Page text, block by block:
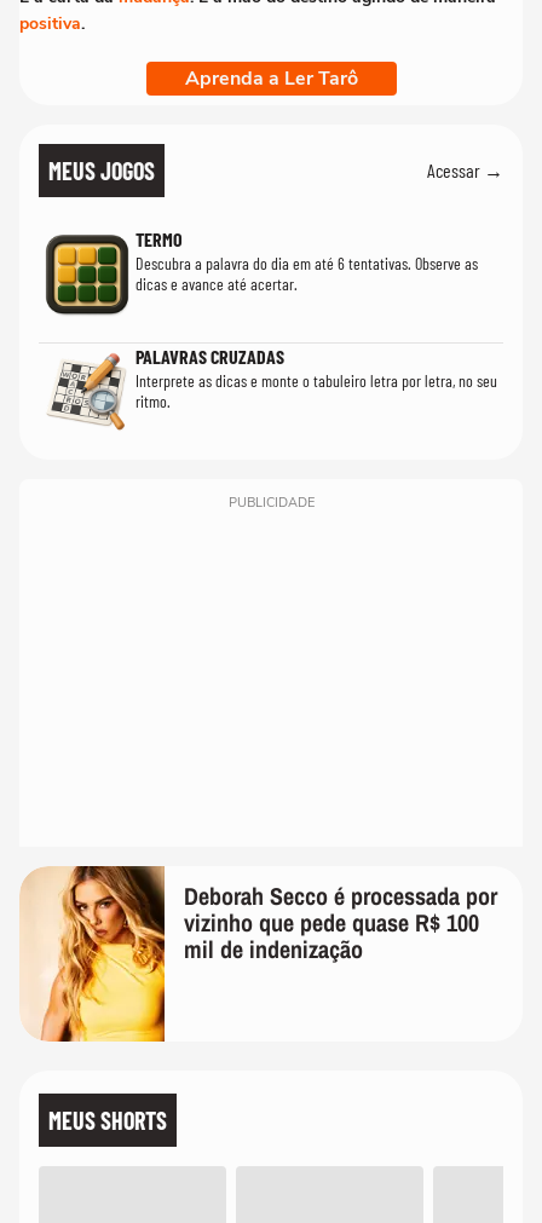
positiva.
Aprenda a Ler Tarô
MEUS JOGOS Acessar →
TERMO
Descubra a palavra do dia em até 6 tentativas. Observe as
dicas e avance até acertar.
PALAVRAS CRUZADAS
Interprete as dicas e monte o tabuleiro letra por letra, no seu
ritmo.
PUBLICIDADE
Deborah Secco é processada por
vizinho que pede quase R$ 100
mil de indenização
MEUS SHORTS